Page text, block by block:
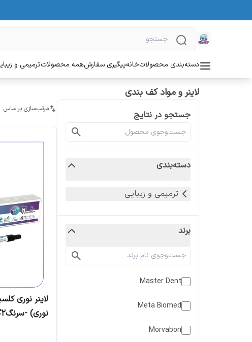
دسته‌بندی محصولاتخانهپیگیری سفارشهمه محصولاتترمیمی و
لاینر و مواد کف بندی
جستجو در نتایج
دسته‌بندی
ترمیمی و زیبایی
برند
Master Dent
Meta Biomed
Morvabon
مرتب‌سازی براساس:
لاینر نوری
نوری) -سرنگ2گرمی مروابن